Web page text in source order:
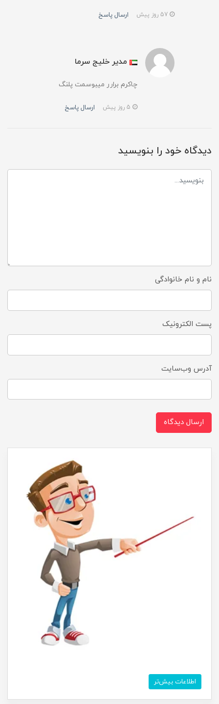
ارسال پاسخ
مدیر خلیج سرما
چاکرم برارر میبوسمت پلنگ
ارسال پاسخ
دیدگاه خود را بنویسید
نام و نام خانوادگی
پست الکترونیک
آدرس وب‌سایت
ارسال دیدگاه
اطلاعات بیش‌تر